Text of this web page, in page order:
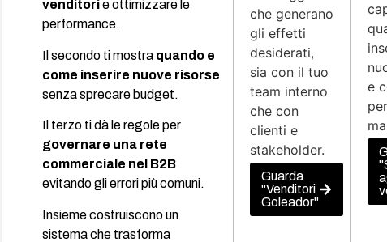
venditorie ottimizzare le
performance.
Il secondo ti mostra quando e
come inserire nuove risorse
senza sprecare budget.
Il terzo ti dà le regole per
governare una rete
commerciale nel B2B
evitando gli errori più comuni.
Insieme costruiscono un
sistema che trasforma
che generano
gli effetti
desiderati,
sia con il tuo
team interno
che con
clienti e
stakeholder.
Guarda
"Venditori
Goleador"
e